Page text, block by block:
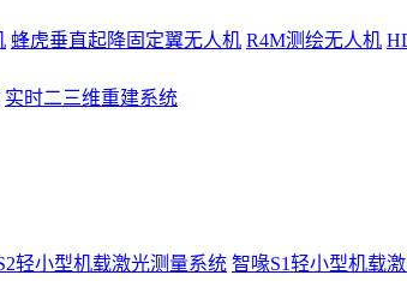
蜂虎垂直起降固定翼无人机 R4M测绘无人机
实时二三维重建系统
轻小型机载激光测量系统 智喙S1轻小型机载